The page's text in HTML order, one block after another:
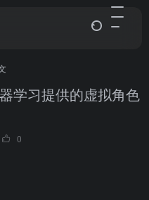
学习提供的虚拟角色
0